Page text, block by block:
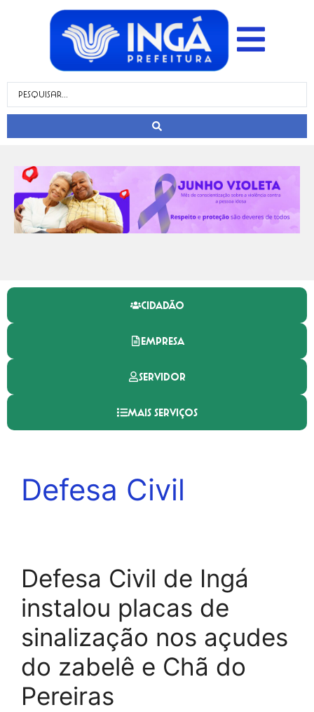
CIDADÃO
EMPRESA
SERVIDOR
MAIS SERVIÇOS
Defesa Civil
Defesa Civil de Ingá
instalou placas de
sinalização nos açudes
do zabelê e Chã do
Pereiras